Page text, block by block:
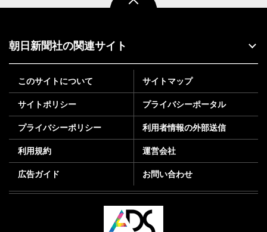
朝日新聞社の関連サイト
このサイトについて サイトマップ
サイトポリシー プライバシーポータル
プライバシーポリシー 利用者情報の外部送信
利用規約 運営会社
広告ガイド お問い合わせ